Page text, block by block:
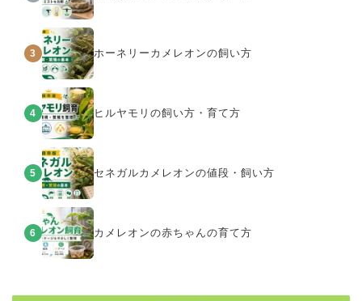
3 ホーネリーカメレオンの飼い方
4 ヒルヤモリの飼い方・育て方
5 セネガルカメレオンの値段・飼い方
6 カメレオンの赤ちゃんの育て方